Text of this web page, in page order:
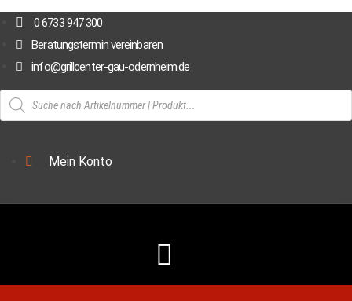
Inhalt
springen
0 6733 947 300
Beratungstermin vereinbaren
info@grillcenter-gau-odernheim.de
Products
search
Mein Konto